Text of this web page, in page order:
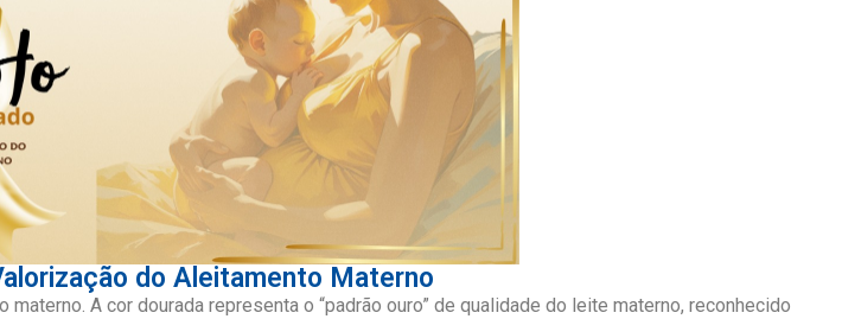
do Aleitamento Materno
A cor dourada representa o “padrão ouro” de qualidade do leite materno, reconhecido